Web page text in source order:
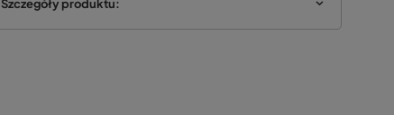
Szczegóły produktu: